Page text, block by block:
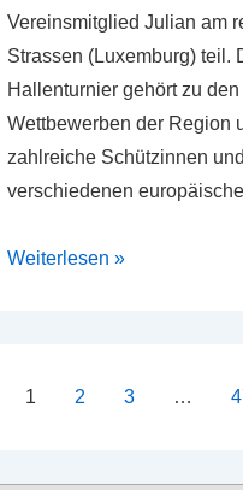
Vereinsmitglied Julian am
Strassen (Luxemburg) teil.
Hallenturnier gehört zu
Wettbewerben der Region
zahlreiche Schützinnen
verschiedenen
Nachtrag:
Open
Weiterlesen »
Beiträge
1 2 3 …